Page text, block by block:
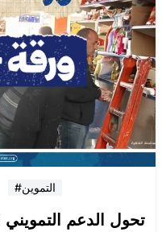
#التموين
تحول الدعم